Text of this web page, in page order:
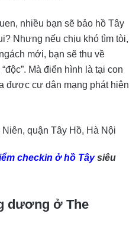
nhiều bạn sẽ bảo hồ Tây
Nhưng nếu chịu khó tìm tòi,
mới, bạn sẽ thu về
Mà điển hình là tại con
được cư dân mạng phát hiện
quận Tây Hồ, Hà Nội
checkin ở hồ Tâysiêu
dương ở The